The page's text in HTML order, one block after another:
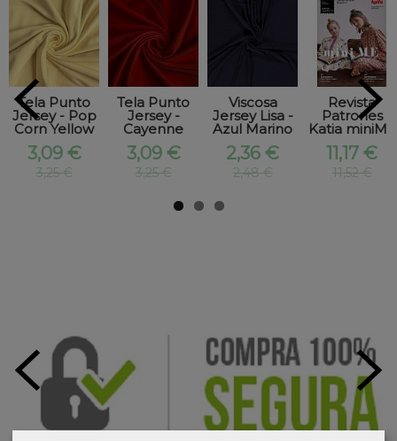
Tela Punto
Jersey - Pop
Corn Yellow
3,09 €
3,25 €
Tela Punto
Jersey -
Cayenne
3,09 €
3,25 €
Viscosa
Jersey Lisa -
Azul Marino
2,36 €
2,48 €
Revista
Patrones
Katia miniME
11,17 €
11,52 €